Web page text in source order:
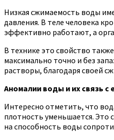
Низкая сжимаемость воды
давления. В теле человека
эффективно работают, а
В технике это свойство
максимально точно и без
растворы, благодаря своей
Аномалии воды и их связь
Интересно отметить, что
плотность уменьшается. Это
на способность воды